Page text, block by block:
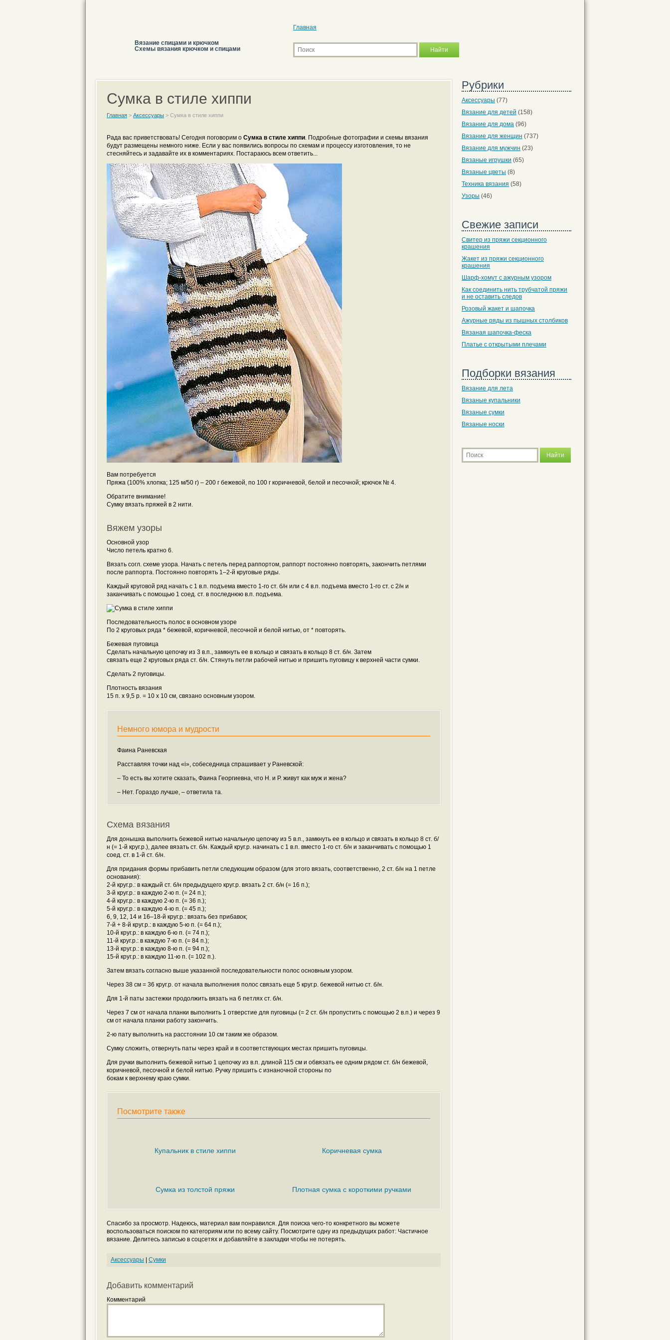
Вязание спицами и крючком
Схемы вязания крючком и спицами
Главная
Сумка в стиле хиппи
Главная > Аксессуары > Сумка в стиле хиппи
Рада вас приветствовать! Сегодня поговорим о Сумка в стиле хиппи. Подробные фотографии и схемы вязания
будут размещены немного ниже. Если у вас появились вопросы по схемам и процессу изготовления, то не
стесняйтесь и задавайте их в комментариях. Постараюсь всем ответить...
Вам потребуется
Пряжа (100% хлопка; 125 м/50 г) – 200 г бежевой, по 100 г коричневой, белой и песочной; крючок № 4.
Обратите внимание!
Сумку вязать пряжей в 2 нити.
Вяжем узоры
Основной узор
Число петель кратно 6.
Вязать согл. схеме узора. Начать с петель перед раппортом, раппорт постоянно повторять, закончить петлями
после раппорта. Постоянно повторять 1–2-й круговые ряды.
Каждый круговой ряд начать с 1 в.п. подъема вместо 1-го ст. б/н или с 4 в.п. подъема вместо 1-го ст. с 2/н и
заканчивать с помощью 1 соед. ст. в последнюю в.п. подъема.
Последовательность полос в основном узоре
По 2 круговых ряда * бежевой, коричневой, песочной и белой нитью, от * повторять.
Бежевая пуговица
Сделать начальную цепочку из 3 в.п., замкнуть ее в кольцо и связать в кольцо 8 ст. б/н. Затем
связать еще 2 круговых ряда ст. б/н. Стянуть петли рабочей нитью и пришить пуговицу к верхней части сумки.
Сделать 2 пуговицы.
Плотность вязания
15 п. х 9,5 р. = 10 х 10 см, связано основным узором.
Немного юмора и мудрости
Фаина Раневская
Расставляя точки над «i», собеседница спрашивает у Раневской:
– То есть вы хотите сказать, Фаина Георгиевна, что Н. и Р. живут как муж и жена?
– Нет. Гораздо лучше, – ответила та.
Схема вязания
Для донышка выполнить бежевой нитью начальную цепочку из 5 в.п., замкнуть ее в кольцо и связать в кольцо 8 ст. б/
н (= 1-й круг.р.), далее вязать ст. б/н. Каждый круг.р. начинать с 1 в.п. вместо 1-го ст. б/н и заканчивать с помощью 1
соед. ст. в 1-й ст. б/н.
Для придания формы прибавить петли следующим образом (для этого вязать, соответственно, 2 ст. б/н на 1 петле
основания):
2-й круг.р.: в каждый ст. б/н предыдущего круг.р. вязать 2 ст. б/н (= 16 п.);
3-й круг.р.: в каждую 2-ю п. (= 24 п.);
4-й круг.р.: в каждую 2-ю п. (= 36 п.);
5-й круг.р.: в каждую 4-ю п. (= 45 п.);
6, 9, 12, 14 и 16–18-й круг.р.: вязать без прибавок;
7-й + 8-й круг.р.: в каждую 5-ю п. (= 64 п.);
10-й круг.р.: в каждую 6-ю п. (= 74 п.);
11-й круг.р.: в каждую 7-ю п. (= 84 п.);
13-й круг.р.: в каждую 8-ю п. (= 94 п.);
15-й круг.р.: в каждую 11-ю п. (= 102 п.).
Затем вязать согласно выше указанной последовательности полос основным узором.
Через 38 см = 36 круг.р. от начала выполнения полос связать еще 5 круг.р. бежевой нитью ст. б/н.
Для 1-й паты застежки продолжить вязать на 6 петлях ст. б/н.
Через 7 см от начала планки выполнить 1 отверстие для пуговицы (= 2 ст. б/н пропустить с помощью 2 в.п.) и через 9
см от начала планки работу закончить.
2-ю пату выполнить на расстоянии 10 см таким же образом.
Сумку сложить, отвернуть паты через край и в соответствующих местах пришить пуговицы.
Для ручки выполнить бежевой нитью 1 цепочку из в.п. длиной 115 см и обвязать ее одним рядом ст. б/н бежевой,
коричневой, песочной и белой нитью. Ручку пришить с изнаночной стороны по
бокам к верхнему краю сумки.
Посмотрите также
Купальник в стиле хиппи Коричневая сумка
Сумка из толстой пряжи Плотная сумка с короткими ручками
Спасибо за просмотр. Надеюсь, материал вам понравился. Для поиска чего-то конкретного вы можете
воспользоваться поиском по категориям или по всему сайту. Посмотрите одну из предыдущих работ: Частичное
вязание. Делитесь записью в соцсетях и добавляйте в закладки чтобы не потерять.
Аксессуары Сумки
Добавить комментарий
Комментарий
Рубрики
Аксессуары (77)
Вязание для детей (158)
Вязание для дома (96)
Вязание для женщин (737)
Вязание для мужчин (23)
Вязаные игрушки (65)
Вязаные цветы (8)
Техника вязания (58)
Узоры (46)
Свежие записи
Свитер из пряжи секционного
крашения
Жакет из пряжи секционного
крашения
Шарф-хомут с ажурным узором
Как соединить нить трубчатой пряжи
и не оставить следов
Розовый жакет и шапочка
Ажурные ряды из пышных столбиков
Вязаная шапочка-феска
Платье с открытыми плечами
Подборки вязания
Вязание для лета
Вязаные купальники
Вязаные сумки
Вязаные носки